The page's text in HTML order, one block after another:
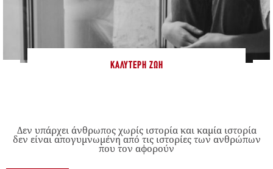
ΚΑΛΎΤΕΡΗ ΖΩΉ
Δεν υπάρχει άνθρωπος χωρίς ιστορία και καμία ιστορία
δεν είναι απογυμνωμένη από τις ιστορίες των ανθρώπων
που τον αφορούν